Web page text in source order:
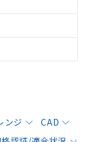
ンジ
CAD